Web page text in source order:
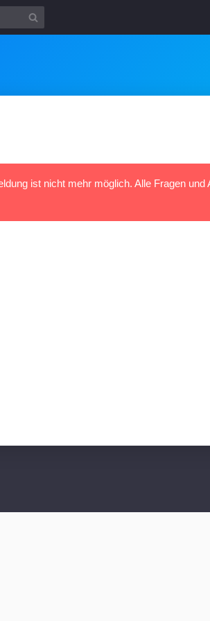
ist nicht mehr möglich. Alle Fragen und